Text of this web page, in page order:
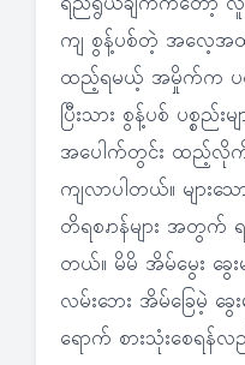
ကျ စွန့်ပစ်တဲ့ အလေ့အထ
ထည့်ရမယ့် အမှိုက်က ပ
ပြီးသား စွန့်ပစ် ပစ္စည်
အပေါက်တွင်း ထည့်လို
ကျလာပါတယ်။ များသ
တိရစၧာန်များ အတွက်
တယ်။ မိမိ အိမ်မွေး ခွ
လမ်းဘေး အိမ်ခြေမဲ့ ခွ
ရောက် စားသုံးစေရန်လ